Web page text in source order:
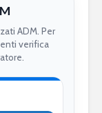
ADM. Per
verifica